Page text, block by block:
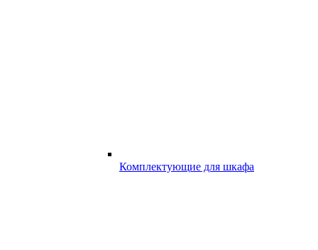
Комплектующие для шкафа